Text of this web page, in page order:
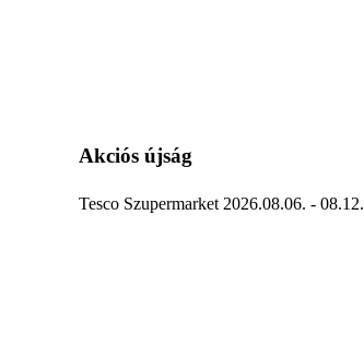
Akciós újság
Tesco Szupermarket 2026.08.06. - 08.12.